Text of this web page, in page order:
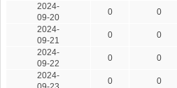
2024-
09-20
0 0
2024-
09-21
0 0
2024-
09-22
0 0
2024-
0 0